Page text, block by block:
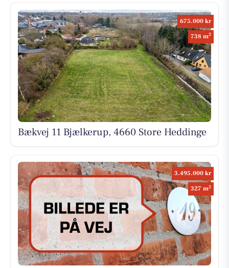
675.000 kr
738 m2
Bækvej 11 Bjælkerup, 4660 Store Heddinge
3.495.000 kr
327 m2